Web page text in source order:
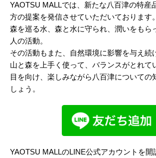
YAOTSU MALLでは、新たな八百津の特産
方の提案を発信させていただいております。
森を巡る水、森と水に守られ、潤いをもら
人の活動。
その活動もまた、自然環境に影響を与え続
山と森を上手く使って、バランスがとれて
目を向け、楽しみながら八百津についての
しょう。
YAOTSU MALLのLINE公式アカウントを開